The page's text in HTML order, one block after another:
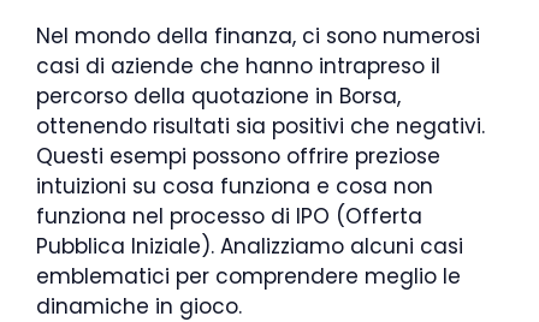
Nel mondo della finanza, ci sono numerosi
casi di aziende che hanno intrapreso il
percorso della quotazione in Borsa,
ottenendo risultati sia positivi che negativi.
Questi esempi possono offrire preziose
intuizioni su cosa funziona e cosa non
funziona nel processo di IPO (Offerta
Pubblica Iniziale). Analizziamo alcuni casi
emblematici per comprendere meglio le
dinamiche in gioco.